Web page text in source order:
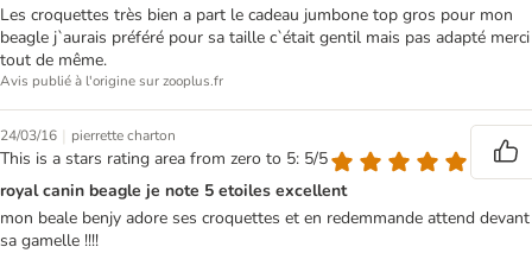
Les croquettes très bien a part le cadeau jumbone top gros pour mon
beagle j`aurais préféré pour sa taille c`était gentil mais pas adapté merci
tout de même.
Avis publié à l'origine sur zooplus.fr
24/03/16 | pierrette charton
This is a stars rating area from zero to 5: 5/5
royal canin beagle je note 5 etoiles excellent
mon beale benjy adore ses croquettes et en redemmande attend devant
sa gamelle !!!!